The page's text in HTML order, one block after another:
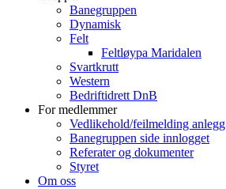
Banegruppen
Dynamisk
Felt
Feltløypa Maridalen
Svartkrutt
Western
Bedriftidrett DnB
For medlemmer
Vedlikehold/feilmelding anlegg
Banegruppen side innlogget
Referater og dokumenter
Styret
Om oss